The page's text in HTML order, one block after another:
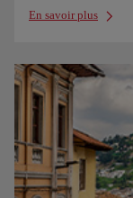
En savoir plus